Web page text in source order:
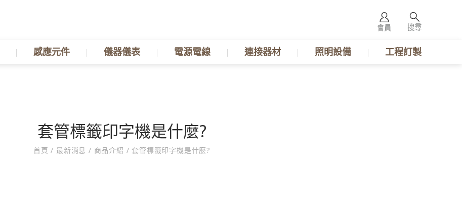
會員 搜尋
感應元件 儀器儀表 電源電線 連接器材 照明設備 工程訂製
套管標籤印字機是什麼?
首頁/ 最新消息 / 商品介紹 / 套管標籤印字機是什麼?